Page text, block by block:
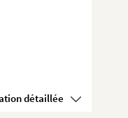
Voir la présentation détaillée